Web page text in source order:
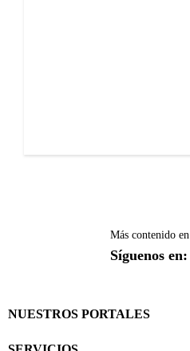
Más contenido en
Síguenos en:
NUESTROS PORTALES